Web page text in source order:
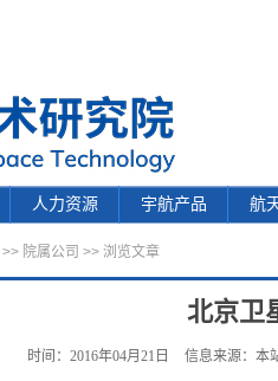
人力资源 宇航产品 航
>> 院属公司 >> 浏览文章
北京卫
时间：2016年04月21日 信息来源：本